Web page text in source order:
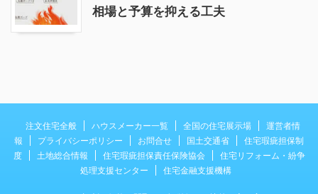
相場と予算を抑える工夫
注文住宅全般 ハウスメーカー一覧 全国の住宅展示場
運営者情
報
プライバシーポリシー お問合せ 国土交通省
住宅瑕疵担保制
度
土地総合情報 住宅瑕疵担保責任保険協会
住宅リフォーム・紛争
処理支援センター
住宅金融支援機構